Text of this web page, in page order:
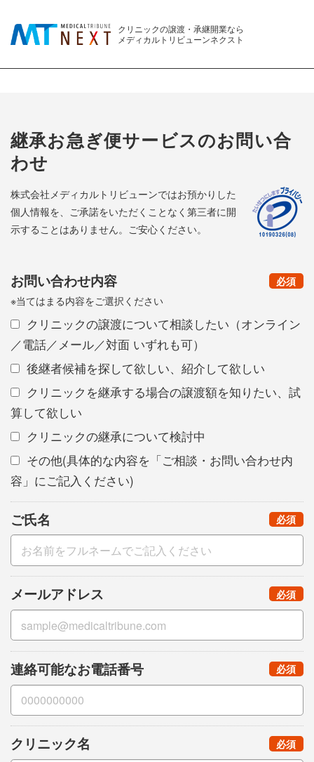
クリニックの譲渡・承継開業なら
メディカルトリビューンネクスト
継承お急ぎ便サービスのお問い合
わせ
株式会社メディカルトリビューンではお預かりした
個人情報を、ご承諾をいただくことなく第三者に開
示することはありません。ご安心ください。
お問い合わせ内容
※当てはまる内容をご選択ください
（
必須）
クリニックの譲渡について相談したい（オンライン
／電話／メール／対面 いずれも可）
後継者候補を探して欲しい、紹介して欲しい
クリニックを継承する場合の譲渡額を知りたい、試
算して欲しい
クリニックの継承について検討中
その他(具体的な内容を「ご相談・お問い合わせ内
容」にご記入ください)
ご氏名 （
必須）
メールアドレス （
必須）
連絡可能なお電話番号 （
必須）
クリニック名 （
必須）